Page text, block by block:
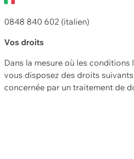
0848 840 602 (italien)
Vos droits
Dans la mesure où les conditions
vous disposez des droits
concernée par un traitement de